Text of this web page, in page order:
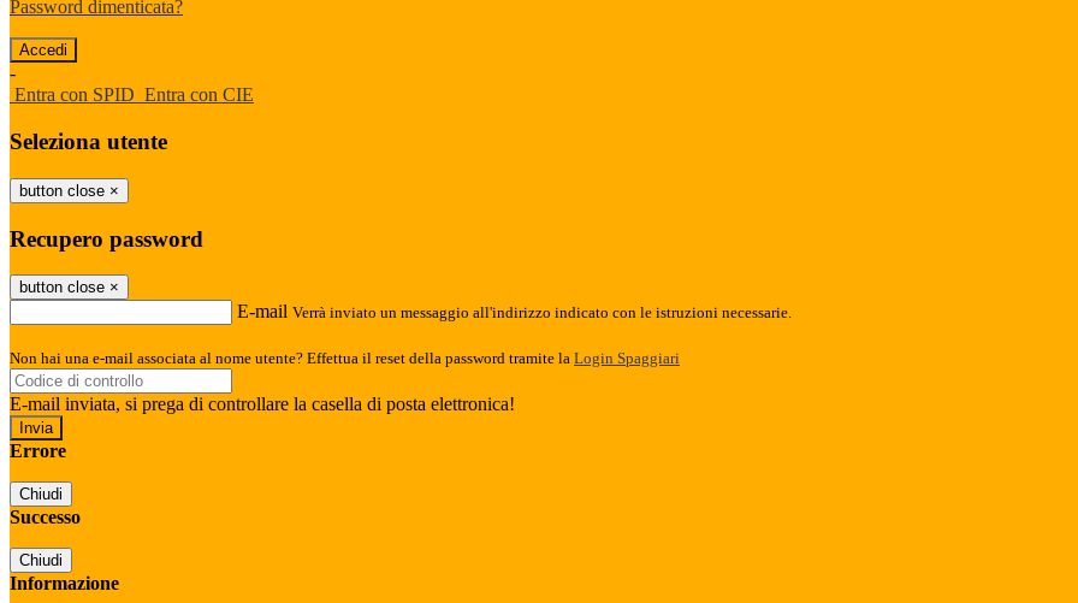
Password dimenticata?
-
Entra con SPID Entra con CIE
Seleziona utente
button close ×
Recupero password
button close ×
E-mail Verrà inviato un messaggio all'indirizzo indicato con le istruzioni necessarie.
Non hai una e-mail associata al nome utente? Effettua il reset della password tramite la Login Spaggiari
E-mail inviata, si prega di controllare la casella di posta elettronica!
Errore
Chiudi
Successo
Chiudi
Informazione